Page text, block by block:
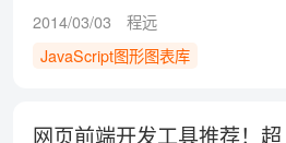
2014/03/03
程远
JavaScript图形图表库
网页前端开发工具推荐！超